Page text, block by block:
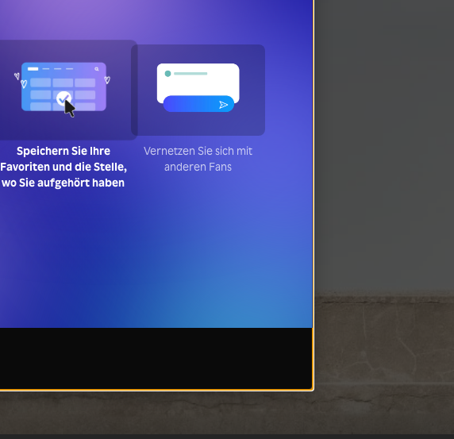
Speichern Sie Ihre
Favoriten und die Stelle,
wo Sie aufgehört haben
Vernetzen Sie sich mit
anderen Fans